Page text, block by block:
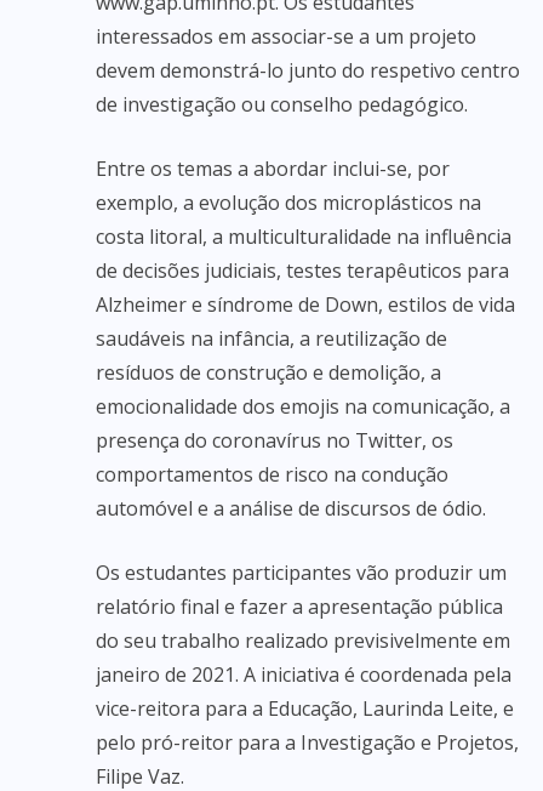
interessados em associar-se a um projeto
devem demonstrá-lo junto do respetivo centro
de investigação ou conselho pedagógico.
Entre os temas a abordar inclui-se, por
exemplo, a evolução dos microplásticos na
costa litoral, a multiculturalidade na influência
de decisões judiciais, testes terapêuticos para
Alzheimer e síndrome de Down, estilos de vida
saudáveis na infância, a reutilização de
resíduos de construção e demolição, a
emocionalidade dos emojis na comunicação, a
presença do coronavírus no Twitter, os
comportamentos de risco na condução
automóvel e a análise de discursos de ódio.
Os estudantes participantes vão produzir um
relatório final e fazer a apresentação pública
do seu trabalho realizado previsivelmente em
janeiro de 2021. A iniciativa é coordenada pela
vice-reitora para a Educação, Laurinda Leite, e
pelo pró-reitor para a Investigação e Projetos,
Filipe Vaz.